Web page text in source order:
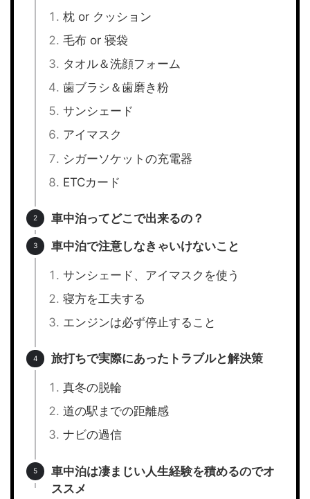
枕 or クッション
毛布 or 寝袋
タオル＆洗顔フォーム
歯ブラシ＆歯磨き粉
サンシェード
アイマスク
シガーソケットの充電器
ETCカード
車中泊ってどこで出来るの？
車中泊で注意しなきゃいけないこと
サンシェード、アイマスクを使う
寝方を工夫する
エンジンは必ず停止すること
旅打ちで実際にあったトラブルと解決策
真冬の脱輪
道の駅までの距離感
ナビの過信
車中泊は凄まじい人生経験を積めるのでオ
ススメ